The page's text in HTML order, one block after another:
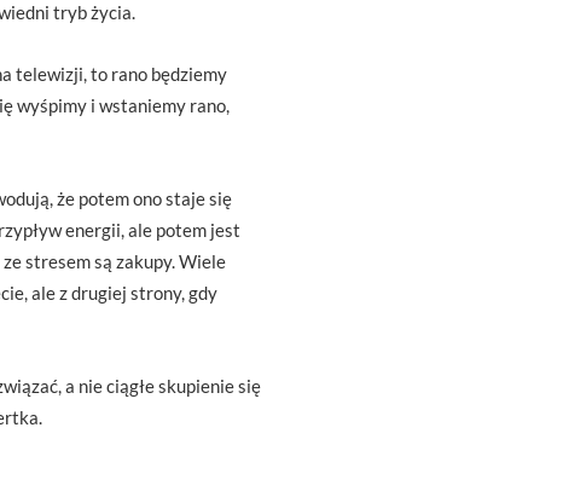
tryb życia.
telewizji, to rano będziemy
wyśpimy i wstaniemy rano,
że potem ono staje się
energii, ale potem jest
stresem są zakupy. Wiele
ale z drugiej strony, gdy
a nie ciągłe skupienie się